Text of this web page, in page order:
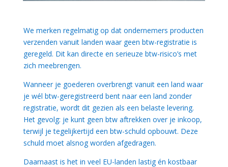
We merken regelmatig op dat ondernemers producten
verzenden vanuit landen waar geen btw-registratie is
geregeld. Dit kan directe en serieuze btw-risico’s met
zich meebrengen.
Wanneer je goederen overbrengt vanuit een land waar
je wél btw-geregistreerd bent naar een land zonder
registratie, wordt dit gezien als een belaste levering.
Het gevolg: je kunt geen btw aftrekken over je inkoop,
terwijl je tegelijkertijd een btw-schuld opbouwt. Deze
schuld moet alsnog worden afgedragen.
Daarnaast is het in veel EU-landen lastig én kostbaar